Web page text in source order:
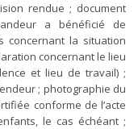
rendue ; document
a bénéficié de
concernant la situation
concernant le lieu
et lieu de travail) ;
; photographie du
conforme de l’acte
le cas échéant ;